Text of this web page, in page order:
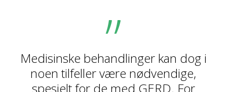
”
Medisinske behandlinger kan dog i
noen tilfeller være nødvendige,
spesielt for de med GERD. For